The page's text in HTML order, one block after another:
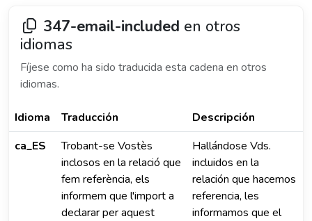
347-email-included en otros
idiomas
Fíjese como ha sido traducida esta cadena en otros
idiomas.
Idioma Traducción
Descripción
ca_ES
Trobant-se Vostès
inclosos en la relació que
fem referència, els
informem que l'import a
declarar per aquest
Hallándose Vds.
incluidos en la
relación que hacemos
referencia, les
informamos que el